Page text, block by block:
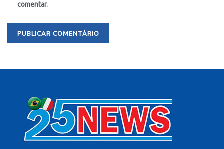
comentar.